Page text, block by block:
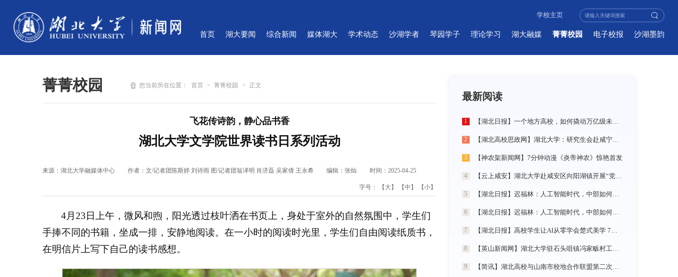
学校主页
首页 湖大要闻 综合新闻 媒体湖大 学术动态 沙湖学者 琴园学子 理论学习 湖大融媒 菁菁校园 电子校报 沙湖墨韵
菁菁校园 您当前所在位置： 首页 > 菁菁校园 > 正文
飞花传诗韵，静心品书香
湖北大学文学院世界读书日系列活动
来源：湖北大学融媒体中心 作者：文/记者团陈斯婷 刘诗雨 图/记者团翁泽明 肖济磊 吴家倩 王永希 编辑：张灿 时间：2025-04-25
字号： 【大】 【中】 【小】
4月23日上午，微风和煦，阳光透过枝叶洒在书页上，身处于室外的自然氛围中，学生们
手捧不同的书籍，坐成一排，安静地阅读。在一小时的阅读时光里，学生们自由阅读纸质书，
在明信片上写下自己的读书感想。
最新阅读
1 【湖北日报】一个地方高校，如何撬动万亿级未来产业
2 【湖北高校思政网】湖北大学：研究生会赴咸宁市开展“党建引领三无小区治理”社会实践活动
3 【神农架新闻网】7分钟动漫《炎帝神农》惊艳首发
4 【云上咸安】湖北大学赴咸安区向阳湖镇开展“党建引领农村社区治理”调研服务活动
5 【湖北日报】迟福林：人工智能时代，中部如何走在前？
6 【湖北日报】迟福林：人工智能时代，中部如何走在前？
7 【湖北日报】高校学生让AI从零学会楚式美学 7分钟动漫《炎帝神农》惊艳首发
8 【英山新闻网】湖北大学驻石头咀镇冯家畈村工作队：全力守护人民群众生命财产安全
9 【简讯】湖北高校与山南市校地合作联盟第二次全体会议在我校召开